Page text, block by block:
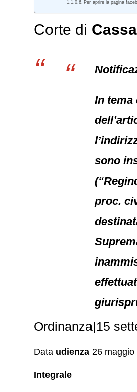
Per aprire la pagina
Corte di
In tema
sono
proc.
Ordinanza|15
Data udienza 26 maggio
Integrale